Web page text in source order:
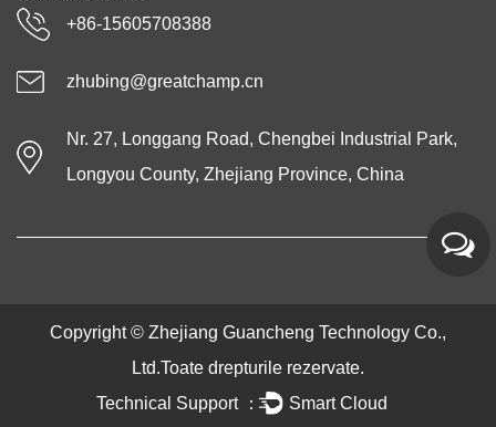
+86-15605708388
zhubing@greatchamp.cn
Nr. 27, Longgang Road, Chengbei Industrial Park,
Longyou County, Zhejiang Province, China
Copyright © Zhejiang Guancheng Technology Co.,
Ltd.Toate drepturile rezervate.
Technical Support ： Smart Cloud